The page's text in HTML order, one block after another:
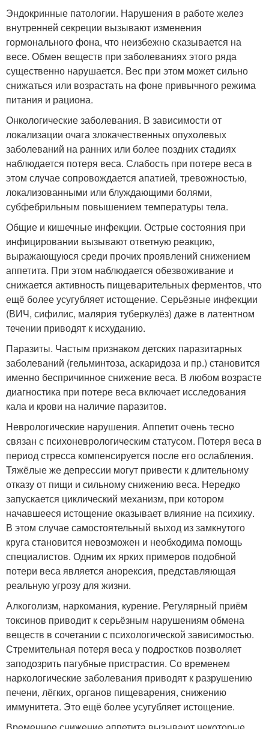
Эндокринные патологии. Нарушения в работе желез
внутренней секреции вызывают изменения
гормонального фона, что неизбежно сказывается на
весе. Обмен веществ при заболеваниях этого ряда
существенно нарушается. Вес при этом может сильно
снижаться или возрастать на фоне привычного режима
питания и рациона.
Онкологические заболевания. В зависимости от
локализации очага злокачественных опухолевых
заболеваний на ранних или более поздних стадиях
наблюдается потеря веса. Слабость при потере веса в
этом случае сопровождается апатией, тревожностью,
локализованными или блуждающими болями,
субфебрильным повышением температуры тела.
Общие и кишечные инфекции. Острые состояния при
инфицировании вызывают ответную реакцию,
выражающуюся среди прочих проявлений снижением
аппетита. При этом наблюдается обезвоживание и
снижается активность пищеварительных ферментов, что
ещё более усугубляет истощение. Серьёзные инфекции
(ВИЧ, сифилис, малярия туберкулёз) даже в латентном
течении приводят к исхуданию.
Паразиты. Частым признаком детских паразитарных
заболеваний (гельминтоза, аскаридоза и пр.) становится
именно беспричинное снижение веса. В любом возрасте
диагностика при потере веса включает исследования
кала и крови на наличие паразитов.
Неврологические нарушения. Аппетит очень тесно
связан с психоневрологическим статусом. Потеря веса в
период стресса компенсируется после его ослабления.
Тяжёлые же депрессии могут привести к длительному
отказу от пищи и сильному снижению веса. Нередко
запускается циклический механизм, при котором
начавшееся истощение оказывает влияние на психику.
В этом случае самостоятельный выход из замкнутого
круга становится невозможен и необходима помощь
специалистов. Одним их ярких примеров подобной
потери веса является анорексия, представляющая
реальную угрозу для жизни.
Алкоголизм, наркомания, курение. Регулярный приём
токсинов приводит к серьёзным нарушениям обмена
веществ в сочетании с психологической зависимостью.
Стремительная потеря веса у подростков позволяет
заподозрить пагубные пристрастия. Со временем
наркологические заболевания приводят к разрушению
печени, лёгких, органов пищеварения, снижению
иммунитета. Это ещё более усугубляет истощение.